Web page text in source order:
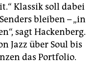
Klassik soll dabei
bleiben – „in
sagt Hackenberg.
Jazz über Soul bis
das Portfolio.